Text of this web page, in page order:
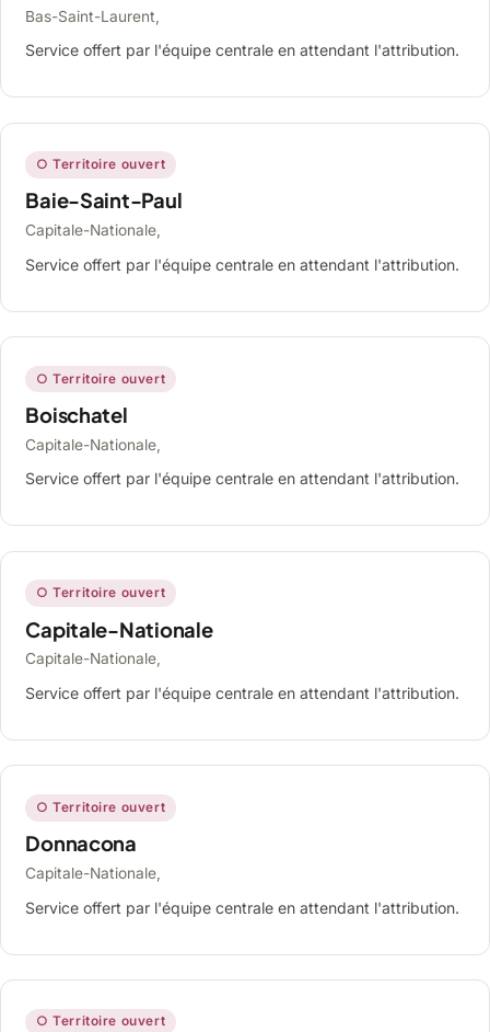
Bas-Saint-Laurent,
Service offert par l'équipe centrale en attendant l'attribution.
○ Territoire ouvert
Baie-Saint-Paul
Capitale-Nationale,
Service offert par l'équipe centrale en attendant l'attribution.
○ Territoire ouvert
Boischatel
Capitale-Nationale,
Service offert par l'équipe centrale en attendant l'attribution.
○ Territoire ouvert
Capitale-Nationale
Capitale-Nationale,
Service offert par l'équipe centrale en attendant l'attribution.
○ Territoire ouvert
Donnacona
Capitale-Nationale,
Service offert par l'équipe centrale en attendant l'attribution.
○ Territoire ouvert